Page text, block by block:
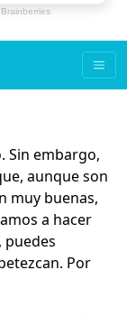
Sin embargo,
aunque son
muy buenas,
a hacer
puedes
Por